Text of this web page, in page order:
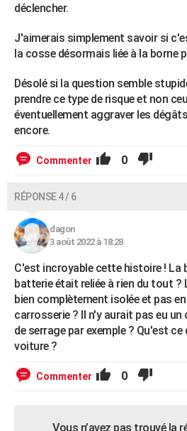
déclencher.
J'aimerais simplement savoir si
la cosse désormais liée à la borne
Désolé si la question semble
prendre ce type de risque et non
éventuellement aggraver les
encore.
Commenter 0
RÉPONSE 4 / 6
dagon
3 août 2022 à 18:28
C'est incroyable cette histoire ! La
batterie était reliée à rien du tout
bien complètement isolée et pas
carrosserie ? Il n'y aurait pas eu
de serrage par exemple ? Qu'est
voiture ?
Commenter 0
Vous n’avez pas trouvé la